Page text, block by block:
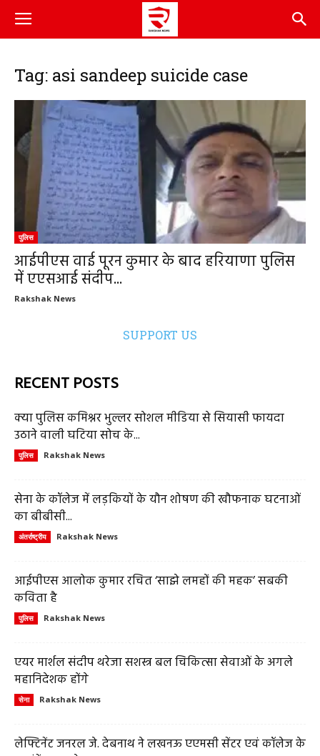
Tag: asi sandeep suicide case
पुलिस
आईपीएस वाई पूरन कुमार के बाद हरियाणा पुलिस
में एएसआई संदीप...
Rakshak News
SUPPORT US
RECENT POSTS
क्या पुलिस कमिश्नर भुल्लर सोशल मीडिया से सियासी फायदा
उठाने वाली घटिया सोच के...
पुलिस Rakshak News
सेना के कॉलेज में लड़कियों के यौन शोषण की खौफनाक घटनाओं
का बीबीसी...
अंतर्राष्ट्रीय Rakshak News
आईपीएस आलोक कुमार रचित ‘साझे लमहों की महक’ सबकी
कविता है
पुलिस Rakshak News
एयर मार्शल संदीप थरेजा सशस्त्र बल चिकित्सा सेवाओं के अगले
महानिदेशक होंगे
सेना Rakshak News
लेफ्टिनेंट जनरल जे. देबनाथ ने लखनऊ एएमसी सेंटर एवं कॉलेज के